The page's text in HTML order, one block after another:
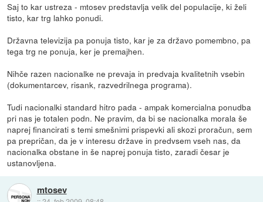
Saj to kar ustreza - mtosev predstavlja velik del populacije, ki želi
tisto, kar trg lahko ponudi.
Državna televizija pa ponuja tisto, kar je za državo pomembno, pa
tega trg ne ponuja, ker je premajhen.
Nihče razen nacionalke ne prevaja in predvaja kvalitetnih vsebin
(dokumentarcev, risank, razvedrilnega programa).
Tudi nacionalki standard hitro pada - ampak komercialna ponudba
pri nas je totalen podn. Ne pravim, da bi se nacionalka morala še
naprej financirati s temi smešnimi prispevki ali skozi proračun, sem
pa prepričan, da je v interesu države in predvsem vseh nas, da
nacionalka obstane in še naprej ponuja tisto, zaradi česar je
ustanovljena.
mtosev